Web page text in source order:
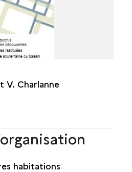
V. Charlanne
habitations